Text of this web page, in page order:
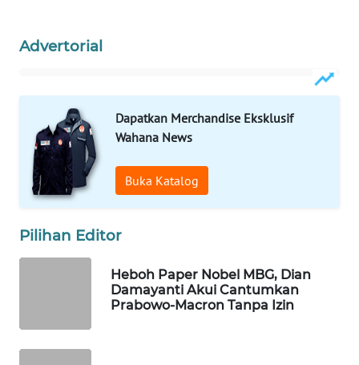
Advertorial
Dapatkan Merchandise Eksklusif
Wahana News
Buka Katalog
Pilihan Editor
Heboh Paper Nobel MBG, Dian
Damayanti Akui Cantumkan
Prabowo-Macron Tanpa Izin
UMKM
WAHANA
SELEB
WAHANA
PERSONA
WAHANA
OTOMOTIF
WAHANA
DESA